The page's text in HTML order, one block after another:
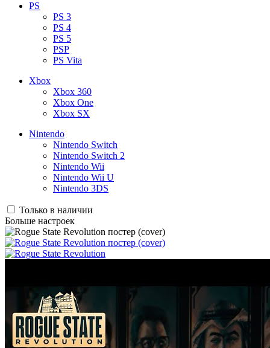
PS
PS 3
PS 4
PS 5
PSP
PS Vita
Xbox
Xbox 360
Xbox One
Xbox SX
Nintendo
Nintendo Switch
Nintendo Switch 2
Nintendo Wii
Nintendo Wii U
Nintendo 3DS
Только в наличии
Больше настроек